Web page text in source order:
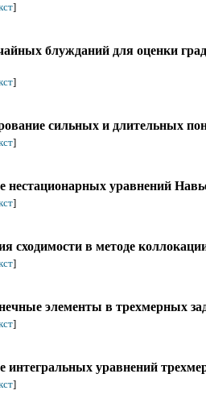
]
блужданий для оценки
]
сильных и длительных
]
нестационарных уравнений
]
сходимости в методе
]
элементы в трехмерных
]
интегральных уравнений
]